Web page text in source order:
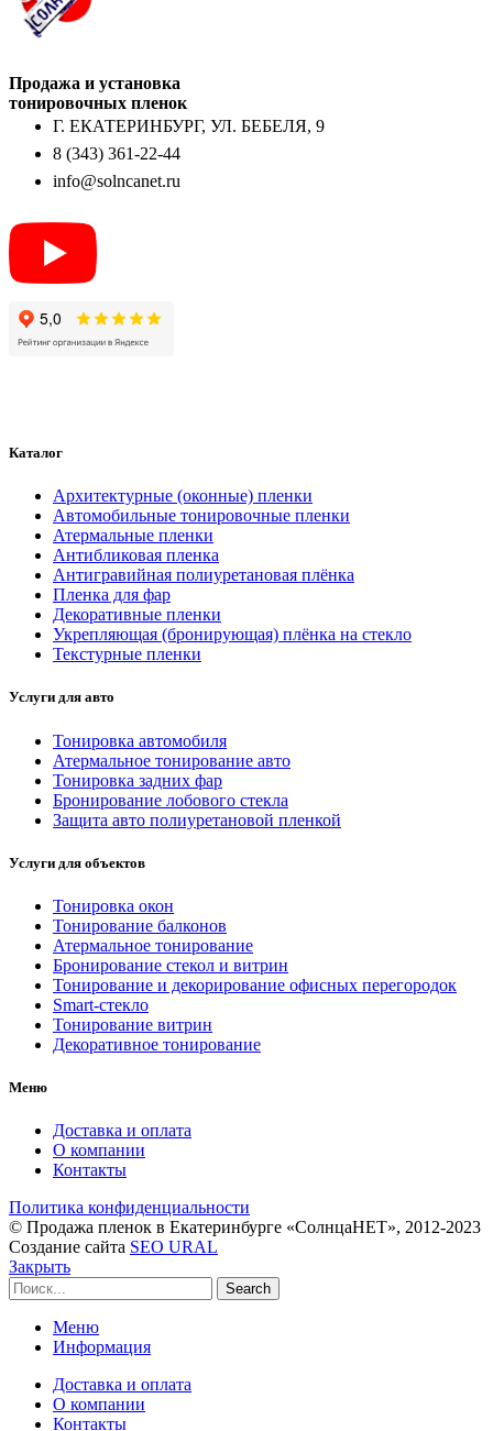
Продажа и установка
тонировочных пленок
Г. ЕКАТЕРИНБУРГ, УЛ. БЕБЕЛЯ, 9
8 (343) 361-22-44
info@solncanet.ru
Каталог
Архитектурные (оконные) пленки
Автомобильные тонировочные пленки
Атермальные пленки
Антибликовая пленка
Антигравийная полиуретановая плёнка
Пленка для фар
Декоративные пленки
Укрепляющая (бронирующая) плёнка на стекло
Текстурные пленки
Услуги для авто
Тонировка автомобиля
Атермальное тонирование авто
Тонировка задних фар
Бронирование лобового стекла
Защита авто полиуретановой пленкой
Услуги для объектов
Тонировка окон
Тонирование балконов
Атермальное тонирование
Бронирование стекол и витрин
Тонирование и декорирование офисных перегородок
Smart-стекло
Тонирование витрин
Декоративное тонирование
Меню
Доставка и оплата
О компании
Контакты
Политика конфиденциальности
© Продажа пленок в Екатеринбурге «СолнцаНЕТ», 2012-2023
Создание сайта SEO URAL
Закрыть
Search
Меню
Информация
Доставка и оплата
О компании
Контакты